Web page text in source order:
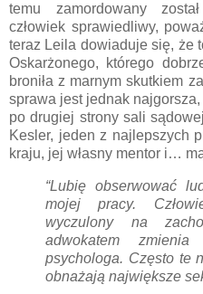
temu zamordowany
człowiek sprawiedliwy,
teraz Leila dowiaduje się, że
Oskarżonego, którego
broniła z marnym skutkiem
sprawa jest jednak
po drugiej strony sali
Kesler, jeden z najlepszych
kraju, jej własny mentor i…
“Lubię obserwować
mojej pracy.
wyczulony na
adwokatem
psychologa. Często te
obnażają największe